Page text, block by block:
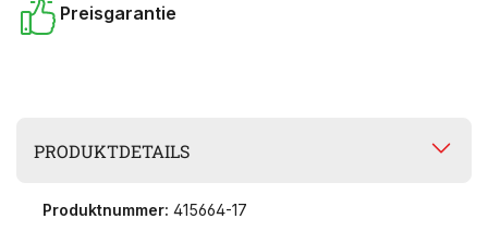
Preisgarantie
PRODUKTDETAILS
Produktnummer: 415664-17